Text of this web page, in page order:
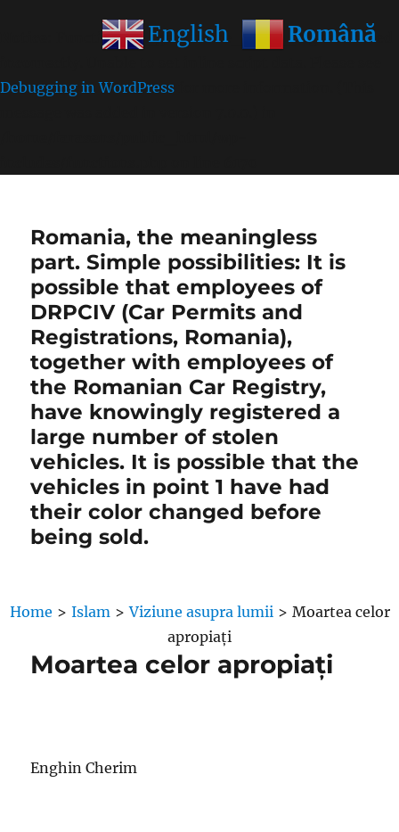
: Function wp_get_inline_script_tag was called
Debugging in WordPress
Romania, the meaningless
part. Simple possibilities: It is
possible that employees of
DRPCIV (Car Permits and
Registrations, Romania),
together with employees of
the Romanian Car Registry,
have knowingly registered a
large number of stolen
vehicles. It is possible that the
vehicles in point 1 have had
their color changed before
being sold.
Home > Islam > Viziune asupra lumii > Moartea celor
apropiați
Moartea celor apropiați
Enghin Cherim
English Română